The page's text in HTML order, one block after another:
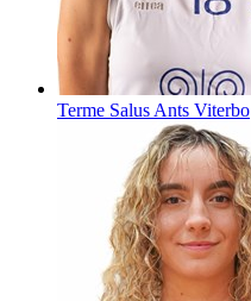
Terme Salus Ants Viterbo